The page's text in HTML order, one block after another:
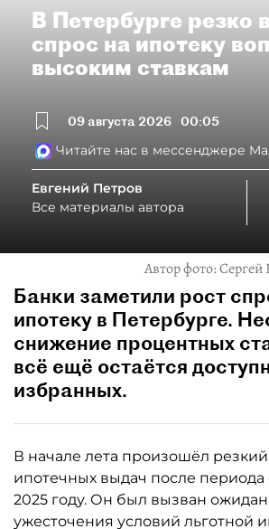
В Петербурге резко
спрос на ипотеку
высоким ставкам
09 августа 2026 00:05
Читайте нас в мессенджере
Евгений Петров
Все материалы автора
Автор фото:Сергей
Банки заметили рост
ипотеку в Петербурге.
снижение процентных
всё ещё остаётся
избранных.
В начале лета произошёл
ипотечных выдач после периода
2025 году. Он был вызван
ужесточения условий льготной